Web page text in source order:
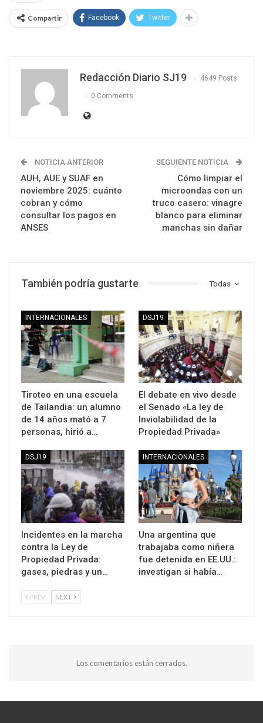
Compartir Facebook Twitter
Redacción Diario SJ19 4649 Posts
0 Comments
NOTICIA ANTERIOR
AUH, AUE y SUAF en
noviembre 2025: cuánto
cobran y cómo
consultar los pagos en
ANSES
SEGUIENTE NOTICIA
Cómo limpiar el
microondas con un
truco casero: vinagre
blanco para eliminar
manchas sin dañar
Todas
También podría gustarte
INTERNACIONALES
Tiroteo en una escuela
de Tailandia: un alumno
de 14 años mató a 7
personas, hirió a…
DSJ19
El debate en vivo desde
el Senado «La ley de
Inviolabilidad de la
Propiedad Privada»
DSJ19
Incidentes en la marcha
contra la Ley de
Propiedad Privada:
gases, piedras y un…
INTERNACIONALES
Una argentina que
trabajaba como niñera
fue detenida en EE.UU.:
investigan si había…
PREV NEXT
Los comentarios están cerrados.